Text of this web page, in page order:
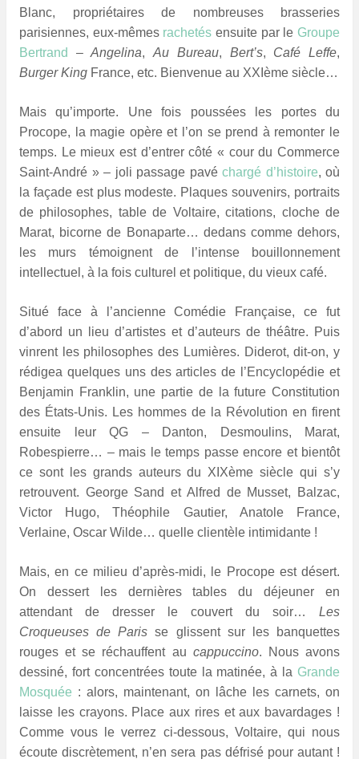
Blanc, propriétaires de nombreuses brasseries
parisiennes, eux-mêmes rachetés ensuite par le Groupe
Bertrand
–Angelina,Au Bureau, Bert’s, Café Leffe,
Burger King France, etc. Bienvenue au XXIème siècle…
Mais qu’importe. Une fois poussées les portes du
Procope, la magie opère et l’on se prend à remonter le
temps. Le mieux est d’entrer côté « cour du Commerce
Saint-André » – joli passage pavéchargé d’histoire, où
la façade est plus modeste. Plaques souvenirs, portraits
de philosophes, table de Voltaire, citations, cloche de
Marat, bicorne de Bonaparte… dedans comme dehors,
les murs témoignent de l’intense bouillonnement
intellectuel, à la fois culturel et politique, du vieux café.
Situé face à l’ancienne Comédie Française, ce fut
d’abord un lieu d’artistes et d’auteurs de théâtre. Puis
vinrent les philosophes des Lumières. Diderot, dit-on, y
rédigea quelques uns des articles de l’Encyclopédie et
Benjamin Franklin, une partie de la future Constitution
des États-Unis. Les hommes de la Révolution en firent
ensuite leur QG – Danton, Desmoulins, Marat,
Robespierre… – mais le temps passe encore et bientôt
ce sont les grands auteurs du XIXème siècle qui s’y
retrouvent. George Sand et Alfred de Musset, Balzac,
Victor Hugo, Théophile Gautier, Anatole France,
Verlaine, Oscar Wilde… quelle clientèle intimidante !
Mais, en ce milieu d’après-midi, le Procope est désert.
On dessert les dernières tables du déjeuner en
attendant de dresser le couvert du soir… Les
Croqueuses de Paris se glissent sur les banquettes
rouges et se réchauffent au cappuccino. Nous avons
dessiné, fort concentrées toute la matinée, à la Grande
Mosquée : alors, maintenant, on lâche les carnets, on
laisse les crayons. Place aux rires et aux bavardages !
Comme vous le verrez ci-dessous, Voltaire, qui nous
écoute discrètement, n’en sera pas défrisé pour autant !